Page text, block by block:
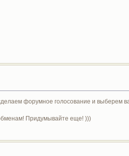
форумное голосование и выберем
Придумывайте еще! )))